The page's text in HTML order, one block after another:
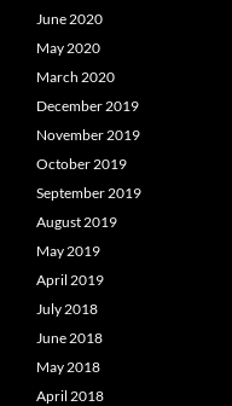
June 2020
May 2020
March 2020
December 2019
November 2019
October 2019
September 2019
August 2019
May 2019
April 2019
July 2018
June 2018
May 2018
April 2018